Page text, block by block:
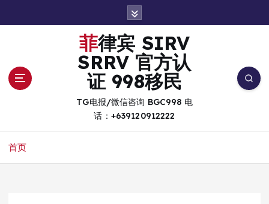
菲律宾 SIRV
SRRV 官方认
证 998移民
TG电报/微信咨询 BGC998 电
话：+639120912222
首页